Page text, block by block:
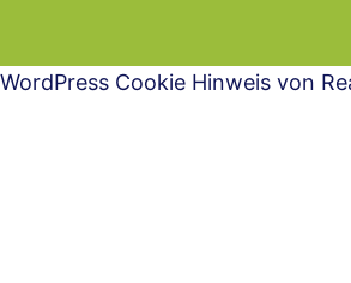
WordPress Cookie Hinweis von